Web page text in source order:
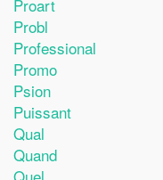
Proart
Probl
Professional
Promo
Psion
Puissant
Qual
Quand